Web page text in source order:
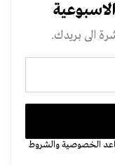
الاسبوعية
الى بريدك.
الخصوصيةوالشروط